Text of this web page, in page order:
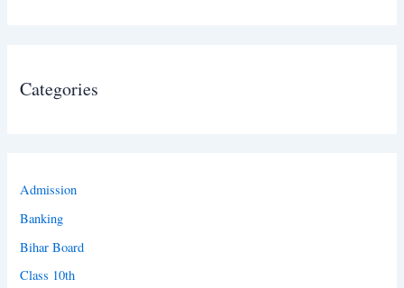
Categories
Admission
Banking
Bihar Board
Class 10th